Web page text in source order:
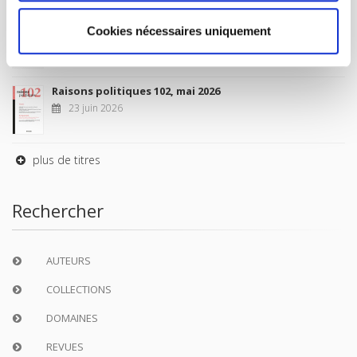
Cookies nécessaires uniquement
Sociétés contemporaines 139, 2025
6 juil. 2026
Raisons politiques 102, mai 2026
23 juin 2026
plus de titres
Rechercher
AUTEURS
COLLECTIONS
DOMAINES
REVUES